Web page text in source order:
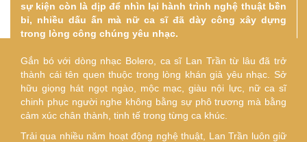
sự kiện còn là dịp để nhìn lại hành trình nghệ thuật bền
bỉ, nhiều dấu ấn mà nữ ca sĩ đã dày công xây dựng
trong lòng công chúng yêu nhạc.
Gắn bó với dòng nhạc Bolero, ca sĩ Lan Trần từ lâu đã trở
thành cái tên quen thuộc trong lòng khán giả yêu nhạc. Sở
hữu giọng hát ngọt ngào, mộc mạc, giàu nội lực, nữ ca sĩ
chinh phục người nghe không bằng sự phô trương mà bằng
cảm xúc chân thành, tinh tế trong từng ca khúc.
Trải qua nhiều năm hoạt động nghệ thuật, Lan Trần luôn giữ